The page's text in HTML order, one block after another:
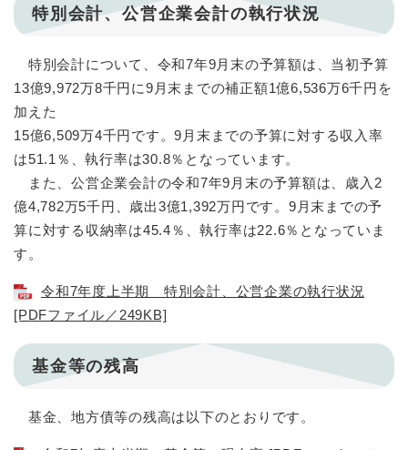
特別会計、公営企業会計の執行状況
特別会計について、令和7年9月末の予算額は、当初予算
13億9,972万8千円に9月末までの補正額1億6,536万6千円を
加えた
15億6,509万4千円です。9月末までの予算に対する収入率
は51.1％、執行率は30.8％となっています。
また、公営企業会計の令和7年9月末の予算額は、歳入2
億4,782万5千円、歳出3億1,392万円です。9月末までの予
算に対する収納率は45.4％、執行率は22.6％となっていま
す。
令和7年度上半期 特別会計、公営企業の執行状況
[PDFファイル／249KB]
基金等の残高
基金、地方債等の残高は以下のとおりです。